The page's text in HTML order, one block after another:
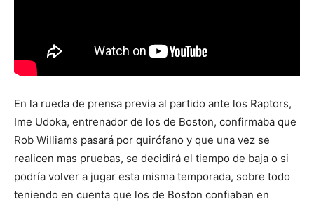
En la rueda de prensa previa al partido ante los Raptors,
Ime Udoka, entrenador de los de Boston, confirmaba que
Rob Williams pasará por quirófano y que una vez se
realicen mas pruebas, se decidirá el tiempo de baja o si
podría volver a jugar esta misma temporada, sobre todo
teniendo en cuenta que los de Boston confiaban en